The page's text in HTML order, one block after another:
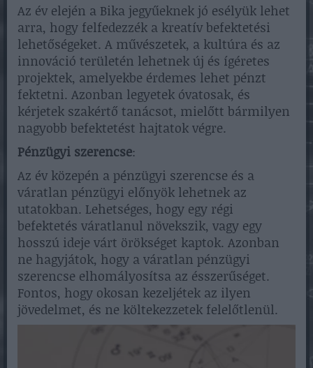
Az év elején a Bika jegyűeknek jó esélyük lehet
arra, hogy felfedezzék a kreatív befektetési
lehetőségeket. A művészetek, a kultúra és az
innováció területén lehetnek új és ígéretes
projektek, amelyekbe érdemes lehet pénzt
fektetni. Azonban legyetek óvatosak, és
kérjetek szakértő tanácsot, mielőtt bármilyen
nagyobb befektetést hajtatok végre.
Pénzügyi szerencse:
Az év közepén a pénzügyi szerencse és a
váratlan pénzügyi előnyök lehetnek az
utatokban. Lehetséges, hogy egy régi
befektetés váratlanul növekszik, vagy egy
hosszú ideje várt örökséget kaptok. Azonban
ne hagyjátok, hogy a váratlan pénzügyi
szerencse elhomályosítsa az ésszerűséget.
Fontos, hogy okosan kezeljétek az ilyen
jövedelmet, és ne költekezzetek felelőtlenül.